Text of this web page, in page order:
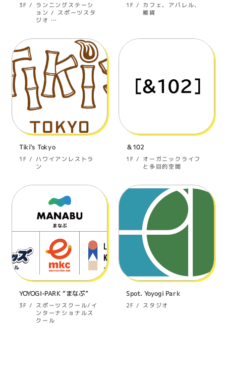
3F ランニングステーシ
ョン / スポーツスタ
ジオ …
1F カフェ、アパレル、
雑貨
Tiki's Tokyo
1F ハワイアンレストラ
ン
＆102
1F オーガニックライフ
と多目的空間
YOYOGI-PARK “まなぶ”
3F スポーツスクール/イ
ンターナショナルス
クール
Spot. Yoyogi Park
2F スタジオ